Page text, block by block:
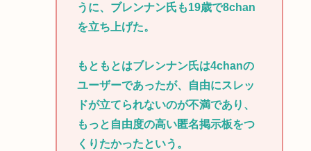
うに、ブレンナン氏も19歳で8chan
を立ち上げた。
もともとはブレンナン氏は4chanの
ユーザーであったが、自由にスレッ
ドが立てられないのが不満であり、
もっと自由度の高い匿名掲示板をつ
くりたかったという。